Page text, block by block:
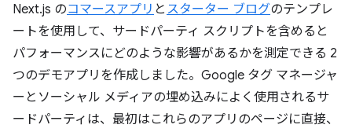
Next.js のコマースアプリ と スターター ブログのテンプレ
ートを使用して、サードパーティ スクリプトを含めると
パフォーマンスにどのような影響があるかを測定できる 2
つのデモアプリを作成しました。Google タグ マネージャ
ーとソーシャル メディアの埋め込みによく使用されるサ
ードパーティは、最初はこれらのアプリのページに直接、